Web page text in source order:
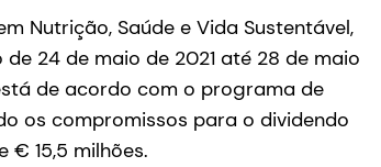
Nutrição, Saúde e Vida Sustentável,
24 de maio de 2021 até 28 de maio
de acordo com o programa de
os compromissos para o dividendo
€ 15,5 milhões.